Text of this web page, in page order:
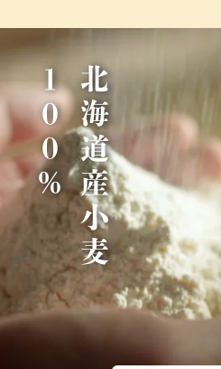
北
海
道
産
小
麦
1
0
0
％